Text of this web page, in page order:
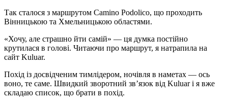
Так сталося з маршрутом Camino Podolico, що проходить
Вінницькою та Хмельницькою областями.
«Хочу, але страшно йти самій» — ця думка постійно
крутилася в голові. Читаючи про маршрут, я натрапила на
сайт Kuluar.
Похід із досвідченим тимлідером, ночівля в наметах — ось
воно, те саме. Швидкий зворотний зв’язок від Kuluar і я вже
складаю список, що брати в похід.